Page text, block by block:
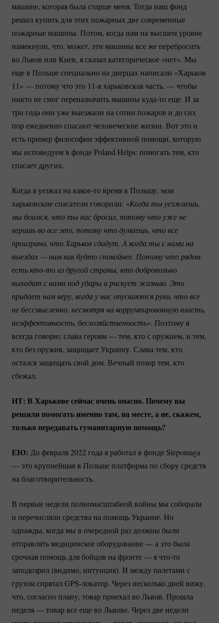
машине, которая была старше меня. Тогда наш фонд
решил купить для этих пожарных две современные
пожарные машины. Потом, когда нам на высшем уровне
намекнули, что, может, эти машины все же перебросить
во Львов или Киев, я сказал категорическое «нет». Мы
еще в Польше специально на дверцах написали «Харьков
11» — потому что это 11-я харьковская часть, — чтобы
никто не смог переназначить машины куда-тоеще. И за
три года они уже выезжали на сотни пожаров и до сих
пор ежедневно спасают человеческие жизни. Вот это и
есть пример философии эффективной помощи, которую
мы исповедуем в фонде Poland Helps: помогать тем, кто
спасает других.
Когда я уезжал на какое-товремя в Польшу, мои
харьковские спасатели говорили: «Когда ты уезжаешь,
мы боимся, что ты нас бросил, потому что уже не
веришь во все это, потому что думаешь, что все
проиграно, что Харьков сдадут. А когда ты с нами на
выездах — нам как будто спокойнее. Потому что рядом
есть кто-то из другой страны, кто добровольно
выходит с нами под удары и рискует жизнью. Это
придает нам веру, когда у нас опускаются руки, что все
не бессмысленно, несмотря на коррумпированную власть,
неэффективность, бесхозяйственность». Поэтому я
всегда говорю: слава героям — тем, кто с оружием, и тем,
кто без оружия, защищает Украину. Слава тем, кто
остался защищать свой дом. Вечный позор тем, кто
сбежал.
НТ: В Харькове сейчас очень опасно. Почему вы
решили помогать именно там, на месте, а не, скажем,
только передавать гуманитарную помощь?
ЕЮ: До февраля 2022 года я работал в фонде Siepomaga
— это крупнейшая в Польше платформа по сбору средств
на благотворительность.
В первые недели полномасштабной войны мы собирали
и перечисляли средства на помощь Украине. Но
однажды, когда мы в очередной раз должны были
отправлять медицинское оборудование — а это была
срочная помощь для бойцов на фронте — ячто-то
заподозрил (видимо, интуиция). И между палетами с
грузом спрятал GPS-локатор. Через несколько дней вижу,
что, согласно плану, товар приехал во Львов. Прошла
неделя — товар все еще во Львове. Через две недели